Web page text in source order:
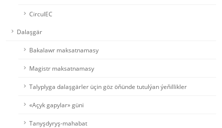
CirculEC
Dalaşgär
Bakalawr maksatnamasy
Magistr maksatnamasy
Talyplyga dalaşgärler üçin göz öňünde tutulýan ýeňillikler
«Açyk gapylar» güni
Tanyşdyryş-mahabat